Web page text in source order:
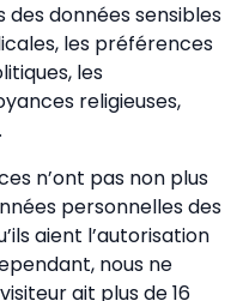
des données sensibles
les préférences
les
religieuses,
n’ont pas non plus
personnelles des
aient l’autorisation
nous ne
ait plus de 16